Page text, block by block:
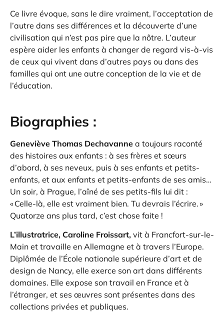
Ce livre évoque, sans le dire vraiment, l’acceptation de
l’autre dans ses différences et la découverte d’une
civilisation qui n’est pas pire que la nôtre. L’auteur
espère aider les enfants à changer de regard vis-à-vis
de ceux qui vivent dans d’autres pays ou dans des
familles qui ont une autre conception de la vie et de
l’éducation.
Biographies :
Geneviève Thomas Dechavanne a toujours raconté
des histoires aux enfants : à ses frères et sœurs
d’abord, à ses neveux, puis à ses enfants et petits-
enfants, et aux enfants et petits-enfants de ses amis…
Un soir, à Prague, l’aîné de ses petits-fils lui dit :
« Celle-là, elle est vraiment bien. Tu devrais l’écrire. »
Quatorze ans plus tard, c’est chose faite !
L’illustratrice, Caroline Froissart, vit à Francfort-sur-le-
Main et travaille en Allemagne et à travers l’Europe.
Diplômée de l’École nationale supérieure d’art et de
design de Nancy, elle exerce son art dans différents
domaines. Elle expose son travail en France et à
l’étranger, et ses œuvres sont présentes dans des
collections privées et publiques.